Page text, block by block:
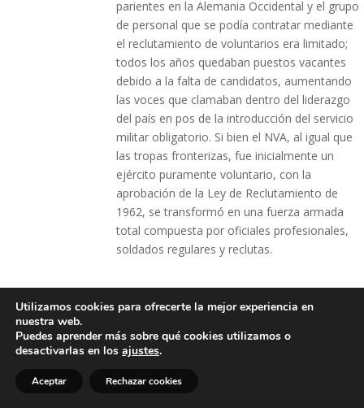
parientes en la Alemania Occidental y el grupo
de personal que se podía contratar mediante
el reclutamiento de voluntarios era limitado;
todos los años quedaban puestos vacantes
debido a la falta de candidatos, aumentando
las voces que clamaban dentro del liderazgo
del país en pos de la introducción del servicio
militar obligatorio. Si bien el NVA, al igual que
las tropas fronterizas, fue inicialmente un
ejército puramente voluntario, con la
aprobación de la Ley de Reclutamiento de
1962, se transformó en una fuerza armada
total compuesta por oficiales profesionales,
soldados regulares y reclutas.
cuadros en dos sentidos. Por un lado, se
consideró un «ejército en crecimiento», es
decir, que sólo habría alcanzado su fuerza de
Utilizamos cookies para ofrecerte la mejor experiencia en
nuestra web.
Puedes aprender más sobre qué cookies utilizamos o
desactivarlas en los ajustes.
Aceptar Rechazar cookies